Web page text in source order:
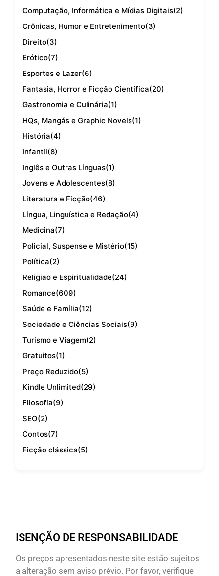
Computação, Informática e Mídias Digitais(2)
Crônicas, Humor e Entretenimento(3)
Direito(3)
Erótico(7)
Esportes e Lazer(6)
Fantasia, Horror e Ficção Científica(20)
Gastronomia e Culinária(1)
HQs, Mangás e Graphic Novels(1)
História(4)
Infantil(8)
Inglês e Outras Línguas(1)
Jovens e Adolescentes(8)
Literatura e Ficção(46)
Língua, Linguística e Redação(4)
Medicina(7)
Policial, Suspense e Mistério(15)
Política(2)
Religião e Espiritualidade(24)
Romance(609)
Saúde e Família(12)
Sociedade e Ciências Sociais(9)
Turismo e Viagem(2)
Gratuitos(1)
Preço Reduzido(5)
Kindle Unlimited(29)
Filosofia(9)
SEO(2)
Contos(7)
Ficção clássica(5)
ISENÇÃO DE RESPONSABILIDADE
Os preços apresentados neste site estão sujeitos
a alteração sem aviso prévio. Por favor, verifique